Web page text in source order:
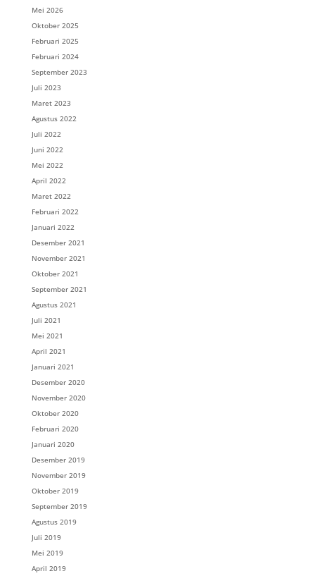
Mei 2026
Oktober 2025
Februari 2025
Februari 2024
September 2023
Juli 2023
Maret 2023
Agustus 2022
Juli 2022
Juni 2022
Mei 2022
April 2022
Maret 2022
Februari 2022
Januari 2022
Desember 2021
November 2021
Oktober 2021
September 2021
Agustus 2021
Juli 2021
Mei 2021
April 2021
Januari 2021
Desember 2020
November 2020
Oktober 2020
Februari 2020
Januari 2020
Desember 2019
November 2019
Oktober 2019
September 2019
Agustus 2019
Juli 2019
Mei 2019
April 2019